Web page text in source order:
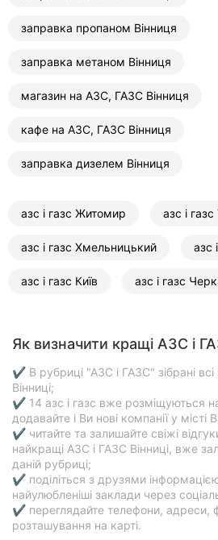
заправка пропаном Вінниця
заправка метаном Вінниця
магазин на АЗС, ГАЗС Вінниця
кафе на АЗС, ГАЗС Вінниця
заправка дизелем Вінниця
азс і газс Житомир азс і
азс і газс Хмельницький азс
азс і газс Київ азс і газс
Як визначити кращі АЗС і
✔ В рубриці "АЗС і ГАЗС" зібрані всі
Вінниці;
✔ 14 азс і газс вже розміщуються
додавайте і Ви нові компанії у місті
✔ читайте та залишайте свіжі
найкращі АЗС і ГАЗС Вінниці, вже
даній рубриці;
✔ поділіться з друзями
найулюбленіші заклади через
✔ переглядайте телефони, адреси,
розташування на карті.